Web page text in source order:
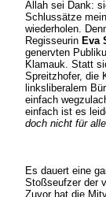
Allah sei Dank:
Schlussätze
wiederholen.
Regisseurin Eva
genervten
Klamauk. Statt
Spreitzhofer, die
linksliberalem
einfach
einfach ist es
doch nicht für
Es dauert eine
Stoßseufzer der
Zuvor hat die